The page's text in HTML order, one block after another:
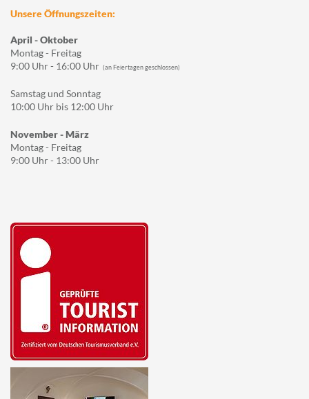
Unsere Öffnungszeiten:
April - Oktober
Montag - Freitag
9:00 Uhr - 16:00 Uhr (an Feiertagen geschlossen)
Samstag und Sonntag
10:00 Uhr bis 12:00 Uhr
November - März
Montag - Freitag
9:00 Uhr - 13:00 Uhr